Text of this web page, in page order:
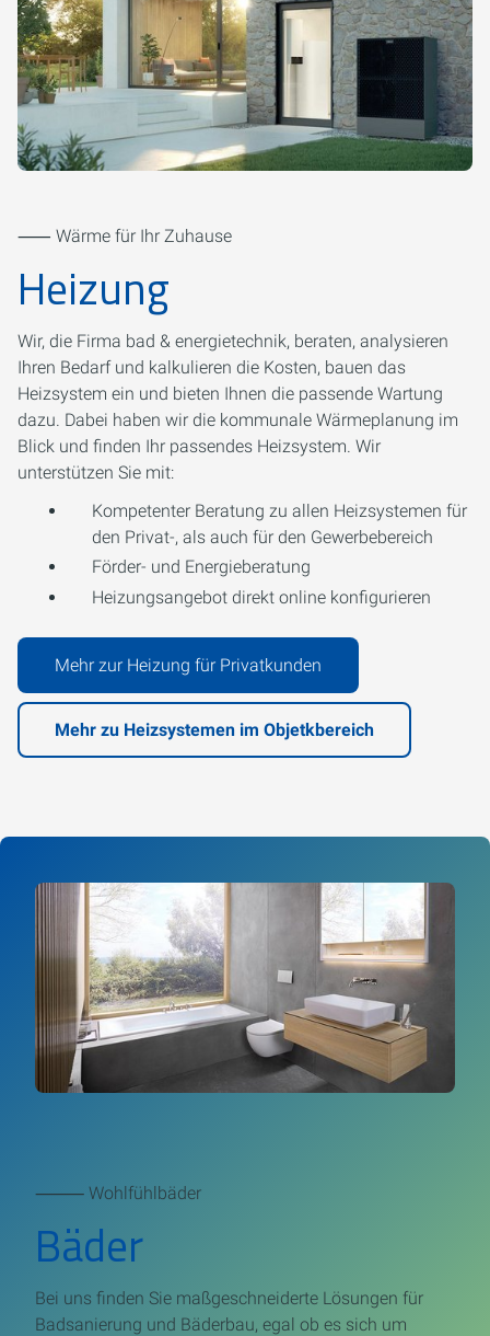
⸺ Wärme für Ihr Zuhause
Heizung
Wir, die Firma bad & energietechnik, beraten, analysieren
Ihren Bedarf und kalkulieren die Kosten, bauen das
Heizsystem ein und bieten Ihnen die passende Wartung
dazu. Dabei haben wir die kommunale Wärmeplanung im
Blick und finden Ihr passendes Heizsystem. Wir
unterstützen Sie mit:
Kompetenter Beratung zu allen Heizsystemen für
den Privat-, als auch für den Gewerbebereich
Förder- und Energieberatung
Heizungsangebot direkt online konfigurieren
Mehr zur Heizung für Privatkunden
Mehr zu Heizsystemen im Objetkbereich
⸻ Wohlfühlbäder
Bäder
Bei uns finden Sie maßgeschneiderte Lösungen für
Badsanierung und Bäderbau, egal ob es sich um